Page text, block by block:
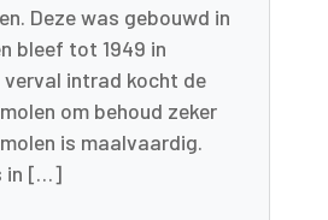
Deze was gebouwd in
bleef tot 1949 in
verval intrad kocht de
om behoud zeker
is maalvaardig.
in […]